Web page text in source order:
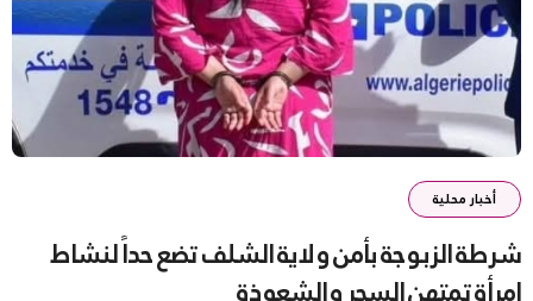
أخبار محلية
شرطة الزبوجة بأمن ولاية الشلف تضع حداً لنشاط